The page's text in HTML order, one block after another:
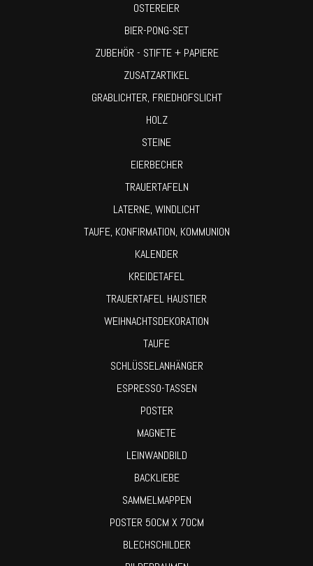
OSTEREIER
BIER-PONG-SET
ZUBEHÖR - STIFTE + PAPIERE
ZUSATZARTIKEL
GRABLICHTER, FRIEDHOFSLICHT
HOLZ
STEINE
EIERBECHER
TRAUERTAFELN
LATERNE, WINDLICHT
TAUFE, KONFIRMATION, KOMMUNION
KALENDER
KREIDETAFEL
TRAUERTAFEL HAUSTIER
WEIHNACHTSDEKORATION
TAUFE
SCHLÜSSELANHÄNGER
ESPRESSO-TASSEN
POSTER
MAGNETE
LEINWANDBILD
BACKLIEBE
SAMMELMAPPEN
POSTER 50CM X 70CM
BLECHSCHILDER